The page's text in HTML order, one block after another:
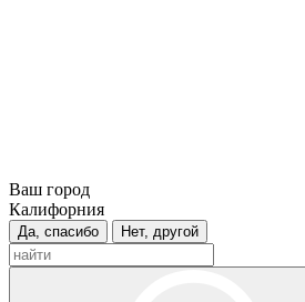
Ваш город
Калифорния
Да, спасибо Нет, другой